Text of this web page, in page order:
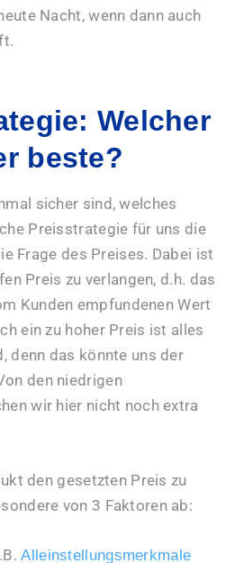
Nacht, wenn dann auch
Welcher
beste?
sicher sind, welches
Preisstrategie für uns die
Frage des Preises. Dabei ist
Preis zu verlangen, d.h. das
Kunden empfundenen Wert
ein zu hoher Preis ist alles
denn das könnte uns der
den niedrigen
wir hier nicht noch extra
den gesetzten Preis zu
von 3 Faktoren ab:
Alleinstellungsmerkmale